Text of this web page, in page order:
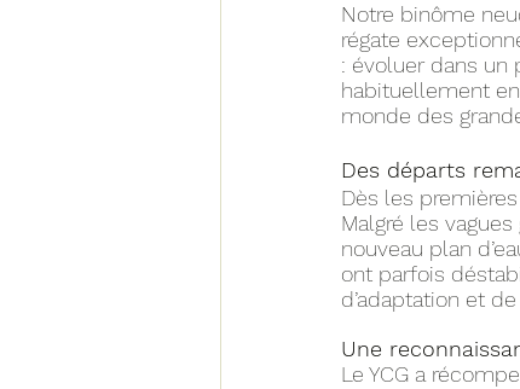
Notre binôme
régate
: évoluer dans un
habituellement
monde des
Des départs
Dès les
Malgré les
nouveau plan
ont parfois
d’adaptation et
Une
Le YCG a